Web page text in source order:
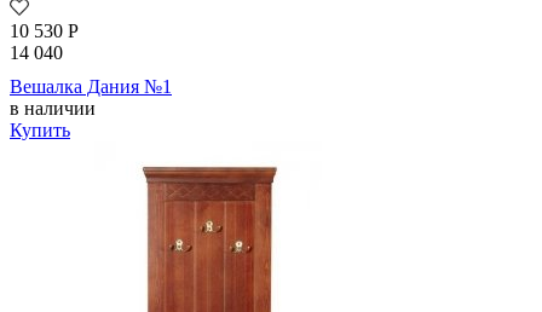
10 530 Р
14 040
Вешалка Дания №1
в наличии
Купить